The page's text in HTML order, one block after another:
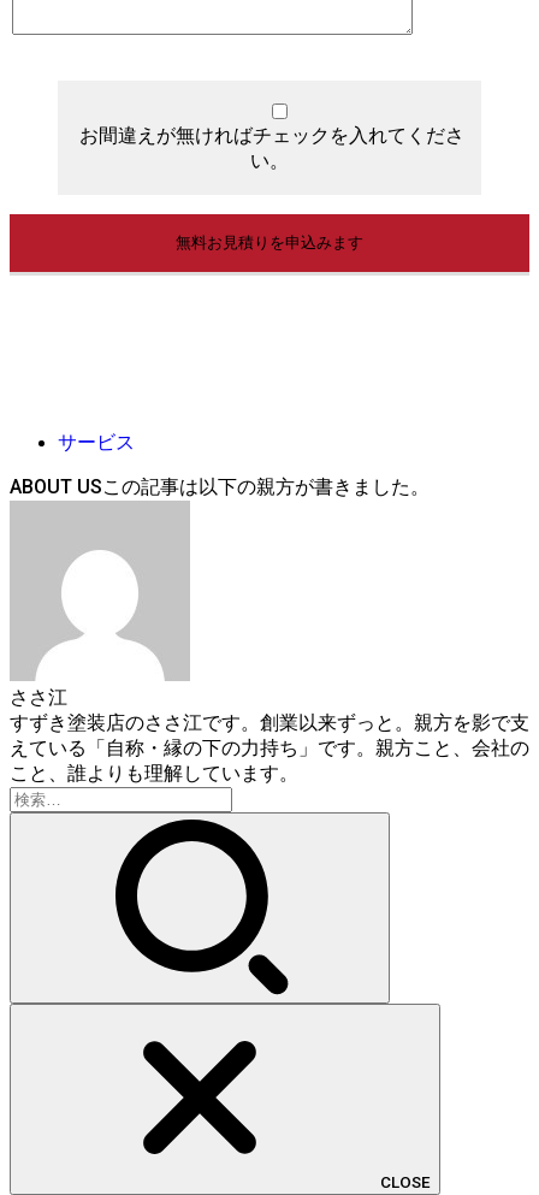
お間違えが無ければチェックを入れてくださ
い。
サービス
ABOUT US
ささ江
すずき塗装店のささ江です。創業以来ずっと。親方を影で支
えている「自称・縁の下の力持ち」です。親方こと、会社の
こと、誰よりも理解しています。
検
索:
CLOSE